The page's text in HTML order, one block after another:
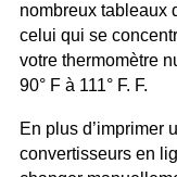
nombreux tableaux
celui qui se
votre thermomètre
90° F à 111° F. F.
En plus d’imprimer
convertisseurs en